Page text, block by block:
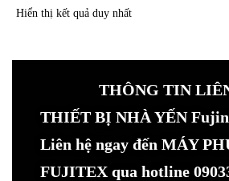
Hiển thị kết quả duy nhất
THÔNG TIN
THIẾT BỊ NHÀ YẾN
Liên hệ ngay đến MÁY
FUJITEX qua hotline